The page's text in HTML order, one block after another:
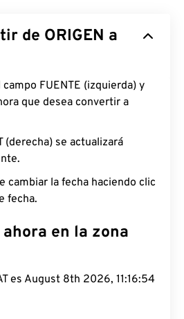
de ORIGEN a
FUENTE (izquierda) y
que desea convertir a
(derecha) se actualizará
cambiar la fecha haciendo clic
fecha.
ahora en la zona
es August 8th 2026, 11:16:55